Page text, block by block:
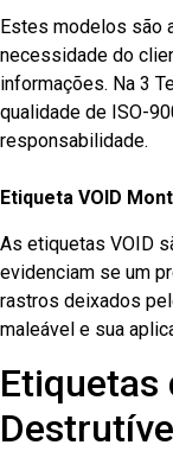
Estes modelos são
necessidade do
informações. Na 3
qualidade de ISO-
responsabilidade.
Etiqueta VOID
As etiquetas VOID
evidenciam se um
rastros deixados
maleável e sua
Etiquetas